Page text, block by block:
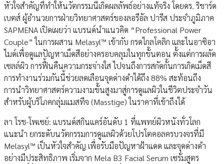
หัวใจสำคัญที่ทำให้นวัตกรรมนี้เกิดผลลัพธ์อย่างแท้จริง โดยดร. ริชาร์ด
เบตส์ ผู้อำนวยการฝ่ายวิทยาศาสตร์ของลอรีอัล ปารีส ประจำภูมิภาค
SAPMENA เปิดเผยว่า แบรนด์นำแนวคิด “Professional Power
Couple” ในการผสาน Melasyl™ เข้ากับ กรดไกลโคลิก และไนอาซิอา
ไมด์เพื่อดูแลปัญหาเม็ดสีอย่างครอบคลุมในทุกขั้นตอน ตั้งแต่การผลัด
เซลล์ผิว การฟื้นคืนความกระจ่างใส ไปจนถึงการสกัดกั้นการเกิดเม็ดสี
การทำงานร่วมกันนี้ช่วยลดเลือนจุดด่างดำได้ถึง 88% สะท้อนถึง
การนำวิทยาศาสตร์ความงามขั้นสูงมาสู่การดูแลผิวในชีวิตประจำวัน
สำหรับผู้บริโภคกลุ่มแมสทีจ (Masstige) ในราคาที่เข้าถึงได้
ลา โรช-โพเซย์: แบรนด์สกินแคร์อันดับ 1 ที่แพทย์ผิวหนังทั่วโลก
แนะนำ ยกระดับนวัตกรรมการดูแลผิวด้วยโปรโตคอลครบวงจรที่มี
Melasyl™ เป็นหัวใจสำคัญ เพื่อรับมือปัญหาฝ้าแดด และจุดด่างดำ
อย่างมีประสิทธิภาพ เริ่มจาก Mela B3 Facial Serum เซรั่มสูตร